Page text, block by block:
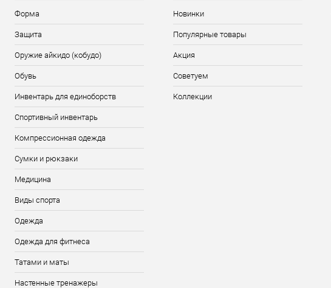
Форма
Защита
Оружие айкидо (кобудо)
Обувь
Инвентарь для единоборств
Спортивный инвентарь
Компрессионная одежда
Сумки и рюкзаки
Медицина
Виды спорта
Одежда
Одежда для фитнеса
Татами и маты
Настенные тренажеры
Новинки
Популярные товары
Акция
Советуем
Коллекции